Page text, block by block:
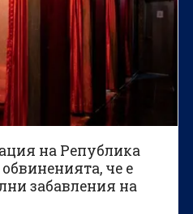
на Република
че е
забавления на